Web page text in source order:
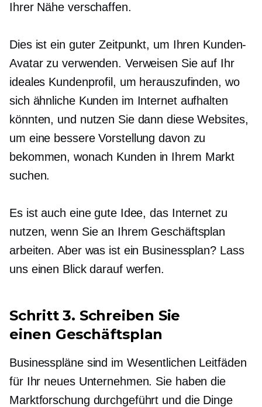
Ihrer Nähe verschaffen.
Dies ist ein guter Zeitpunkt, um Ihren Kunden-
Avatar zu verwenden. Verweisen Sie auf Ihr
ideales Kundenprofil, um herauszufinden, wo
sich ähnliche Kunden im Internet aufhalten
könnten, und nutzen Sie dann diese Websites,
um eine bessere Vorstellung davon zu
bekommen, wonach Kunden in Ihrem Markt
suchen.
Es ist auch eine gute Idee, das Internet zu
nutzen, wenn Sie an Ihrem Geschäftsplan
arbeiten. Aber was ist ein Businessplan? Lass
uns einen Blick darauf werfen.
Schritt 3. Schreiben Sie
einen Geschäftsplan
Businesspläne sind im Wesentlichen Leitfäden
für Ihr neues Unternehmen. Sie haben die
Marktforschung durchgeführt und die Dinge